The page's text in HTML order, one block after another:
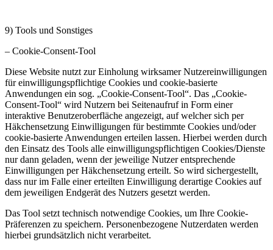
9) Tools und Sonstiges
– Cookie-Consent-Tool
Diese Website nutzt zur Einholung wirksamer Nutzereinwilligungen
für einwilligungspflichtige Cookies und cookie-basierte
Anwendungen ein sog. „Cookie-Consent-Tool“. Das „Cookie-
Consent-Tool“ wird Nutzern bei Seitenaufruf in Form einer
interaktive Benutzeroberfläche angezeigt, auf welcher sich per
Häkchensetzung Einwilligungen für bestimmte Cookies und/oder
cookie-basierte Anwendungen erteilen lassen. Hierbei werden durch
den Einsatz des Tools alle einwilligungspflichtigen Cookies/Dienste
nur dann geladen, wenn der jeweilige Nutzer entsprechende
Einwilligungen per Häkchensetzung erteilt. So wird sichergestellt,
dass nur im Falle einer erteilten Einwilligung derartige Cookies auf
dem jeweiligen Endgerät des Nutzers gesetzt werden.
Das Tool setzt technisch notwendige Cookies, um Ihre Cookie-
Präferenzen zu speichern. Personenbezogene Nutzerdaten werden
hierbei grundsätzlich nicht verarbeitet.